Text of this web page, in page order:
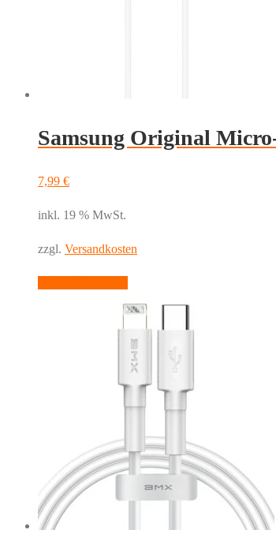
Samsung Original
7,99 €
inkl. 19 % MwSt.
zzgl. Versandkosten